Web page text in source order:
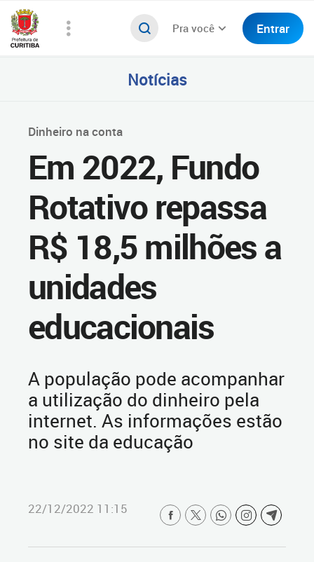
Pra você Entrar
Notícias
Dinheiro na conta
Em 2022, Fundo
Rotativo repassa
R$ 18,5 milhões a
unidades
educacionais
A população pode acompanhar
a utilização do dinheiro pela
internet. As informações estão
no site da educação
22/12/2022 11:15